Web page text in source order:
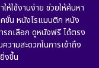
(887)
(17)
ใช้งานง่าย ช่วยให้ค้นหา
ชั่น หนังโรแมนติก หนัง
ถเลือก ดูหนังฟรี ได้ตรง
วามสะดวกในการเข้าถึง
งขึ้น